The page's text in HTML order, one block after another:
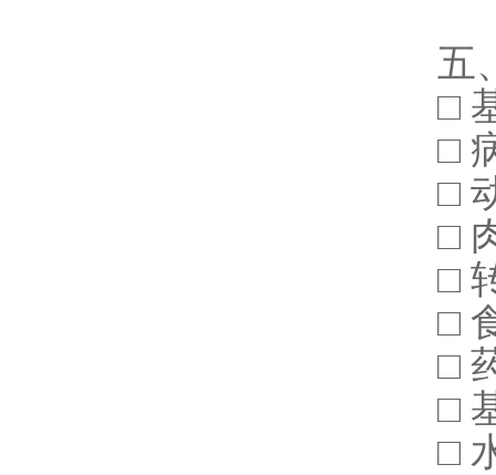
五
□
□
□
□
□
□
□
□
□